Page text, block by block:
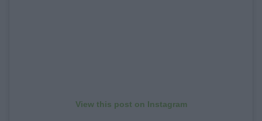
View this post on Instagram